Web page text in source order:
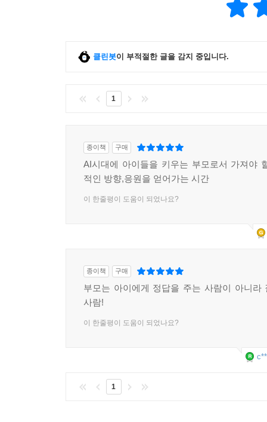
클린봇이 부적절한 글을 감지 중입니다.
1
종이책 구매
AI시대에 아이들을 키우는 부모로서 가져야
적인 방향,응원을 얻어가는 시간
이 한줄평이 도움이 되었나요?
종이책 구매
부모는 아이에게 정답을 주는 사람이 아니라
사람!
이 한줄평이 도움이 되었나요?
1